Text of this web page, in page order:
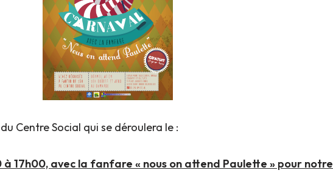
Centre Social qui se déroulera le :
à 17h00, avec la fanfare « nous on attend Paulette » pour notre